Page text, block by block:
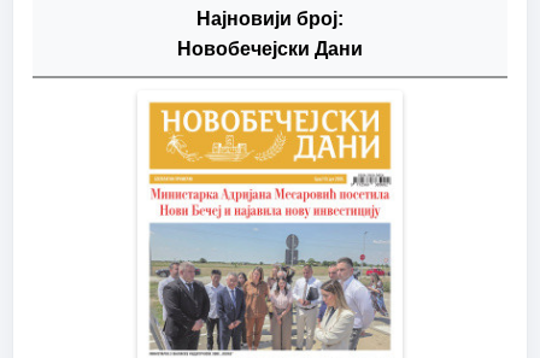
Најновији број:
Новобечејски Дани